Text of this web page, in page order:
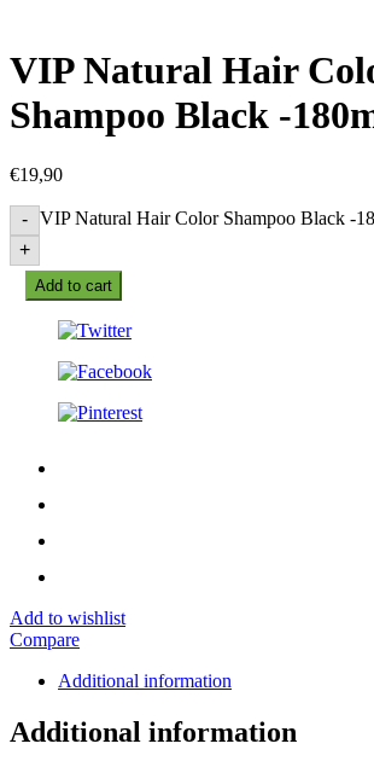
VIP Natural Hair
Shampoo Black -
€19,90
- VIP Natural Hair Color Shampoo Black -
+
Add to cart
Add to wishlist
Compare
Additional information
Additional information